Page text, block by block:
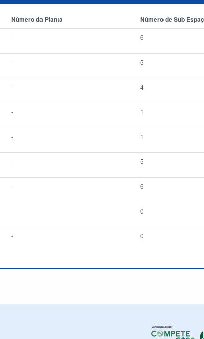
Número da Planta Número de Sub
- 6
- 5
- 4
- 1
- 1
- 5
- 6
0
- 0